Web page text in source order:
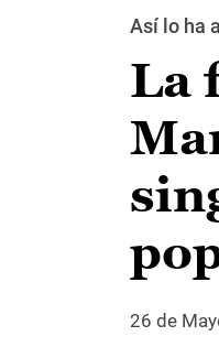
Así lo ha
La
26 de